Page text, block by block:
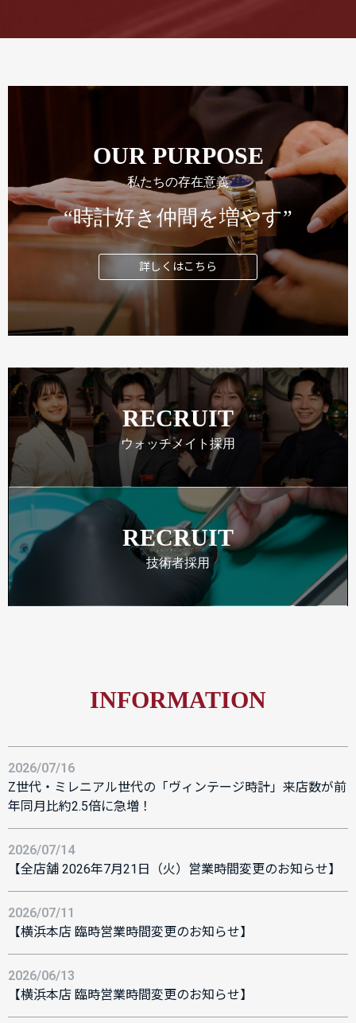
OUR PURPOSE
私たちの存在意義
“時計好き仲間を増やす”
詳しくはこちら
RECRUIT
ウォッチメイト採用
RECRUIT
技術者採用
INFORMATION
2026/07/16
Z世代・ミレニアル世代の「ヴィンテージ時計」来店数が前
年同月比約2.5倍に急増！
2026/07/14
【全店舗 2026年7月21日（火）営業時間変更のお知らせ】
2026/07/11
【横浜本店 臨時営業時間変更のお知らせ】
2026/06/13
【横浜本店 臨時営業時間変更のお知らせ】